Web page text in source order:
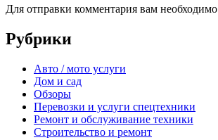
Для отправки комментария вам необходимо
Рубрики
Авто / мото услуги
Дом и сад
Обзоры
Перевозки и услуги спецтехники
Ремонт и обслуживание техники
Строительство и ремонт